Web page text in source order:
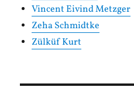
Vincent Eivind Metzger
Zeha Schmidtke
Zülküf Kurt